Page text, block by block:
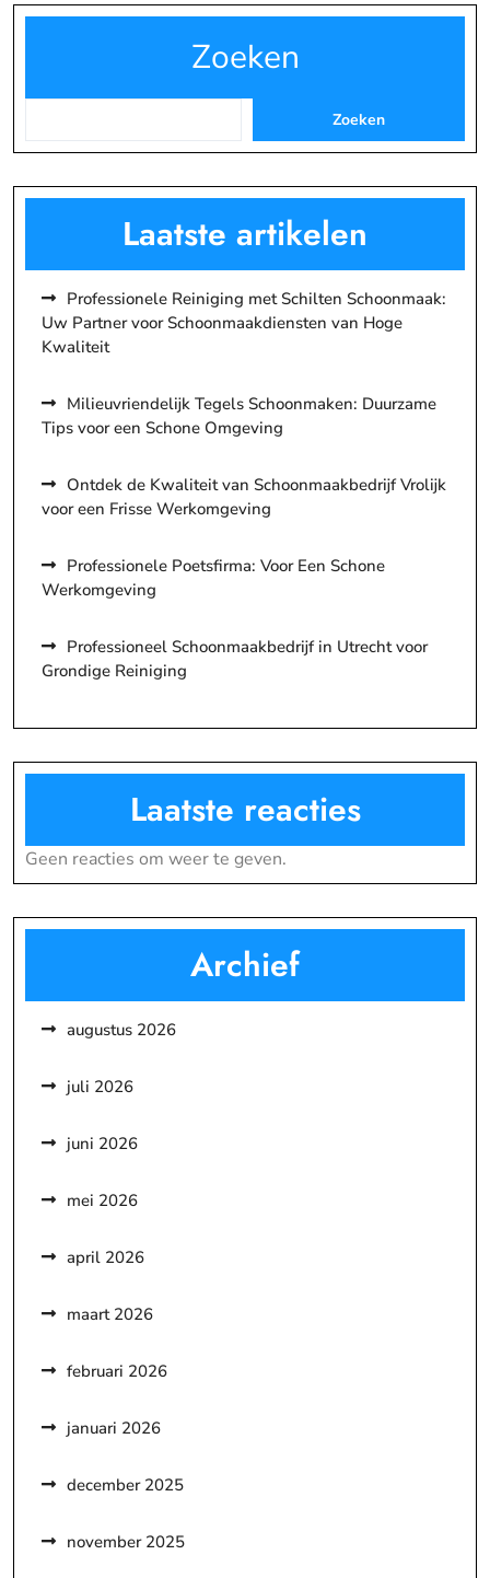
Zoeken
Zoeken
Laatste artikelen
Professionele Reiniging met Schilten Schoonmaak:
Uw Partner voor Schoonmaakdiensten van Hoge
Kwaliteit
Milieuvriendelijk Tegels Schoonmaken: Duurzame
Tips voor een Schone Omgeving
Ontdek de Kwaliteit van Schoonmaakbedrijf Vrolijk
voor een Frisse Werkomgeving
Professionele Poetsfirma: Voor Een Schone
Werkomgeving
Professioneel Schoonmaakbedrijf in Utrecht voor
Grondige Reiniging
Laatste reacties
Geen reacties om weer te geven.
Archief
augustus 2026
juli 2026
juni 2026
mei 2026
april 2026
maart 2026
februari 2026
januari 2026
december 2025
november 2025